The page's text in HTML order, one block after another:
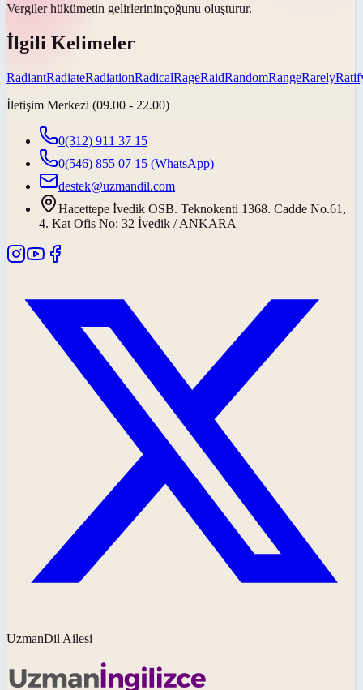
Vergiler hükümetin gelirlerininçoğunu oluşturur.
İlgili Kelimeler
RadiantRadiateRadiationRadicalRageRaidRandomRangeRarely
İletişim Merkezi (09.00 - 22.00)
0(312) 911 37 15
0(546) 855 07 15 (WhatsApp)
destek@uzmandil.com
Hacettepe İvedik OSB. Teknokenti 1368. Cadde No.61,
4. Kat Ofis No: 32 İvedik / ANKARA
UzmanDil Ailesi